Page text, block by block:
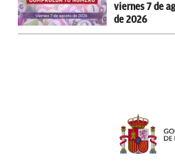
viernes 7 de
de 2026